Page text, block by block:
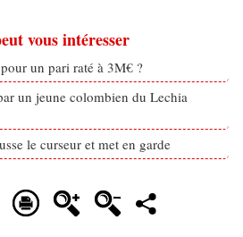
vous intéresser
un pari raté à 3M€ ?
un jeune colombien du Lechia
le curseur et met en garde